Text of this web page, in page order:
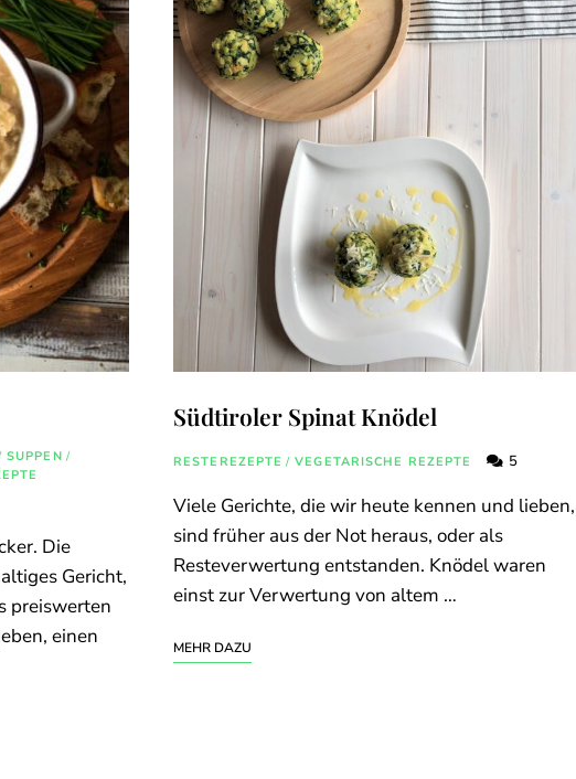
SUPPEN /
Die
Gericht,
preiswerten
einen
Südtiroler Spinat Knödel
RESTEREZEPTE / VEGETARISCHE REZEPTE 5
Viele Gerichte, die wir heute kennen und lieben,
sind früher aus der Not heraus, oder als
Resteverwertung entstanden. Knödel waren
einst zur Verwertung von altem …
MEHR DAZU